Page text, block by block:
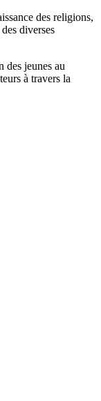
des religions,
diverses
des jeunes au
à travers la